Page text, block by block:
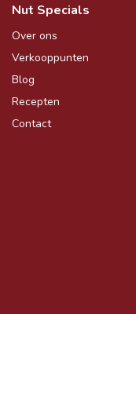
Nut Specials
Over ons
Verkooppunten
Blog
Recepten
Contact